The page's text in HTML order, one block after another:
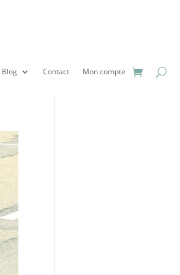
Blog Contact Mon compte